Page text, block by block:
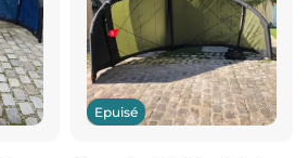
Epuisé